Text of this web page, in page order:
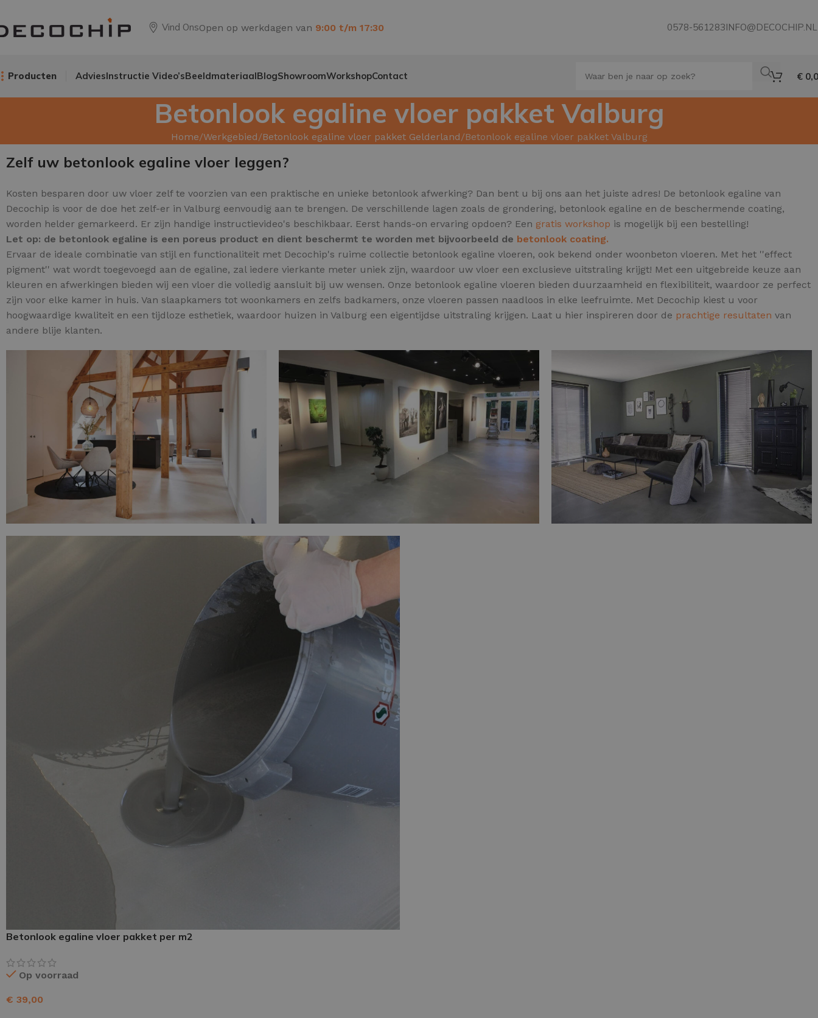
Vind OnsOpen op werkdagen van 9:00 t/m 17:30 0578-561283INFO@DECOCHIP.NL
Producten
Impregneer snel
Tegelprimer
Schraaplaag PU
EPOXY GIETVLOER
Gietvloer bedrijfsruimte
Gietvloer garage
Toplaag transparant
Toplaag anti-slip
Budget toplaag
Toplaag in kleur
AdviesInstructie Video’sBeeldmateriaalBlogShowroomWorkshopContact €
Betonlook egaline vloer pakket Valburg
Home Werkgebied Betonlook egaline vloer pakket Gelderland Betonlook egaline vloer pakket Valburg
Zelf uw betonlook egaline vloer leggen?
Kosten besparen door uw vloer zelf te voorzien van een praktische en unieke betonlook afwerking? Dan bent u bij ons aan het juiste adres! De betonlook egaline van
Decochip is voor de doe het zelf-er in Valburg eenvoudig aan te brengen. De verschillende lagen zoals de grondering, betonlook egaline en de beschermende coating,
worden helder gemarkeerd. Er zijn handige instructievideo's beschikbaar. Eerst hands-on ervaring opdoen? Een gratis workshop is mogelijk bij een bestelling!
Let op: de betonlook egaline is een poreus product en dient beschermt te worden met bijvoorbeeld de betonlook coating.
Ervaar de ideale combinatie van stijl en functionaliteit met Decochip's ruime collectie betonlook egaline vloeren, ook bekend onder woonbeton vloeren. Met het ''effect
pigment'' wat wordt toegevoegd aan de egaline, zal iedere vierkante meter uniek zijn, waardoor uw vloer een exclusieve uitstraling krijgt! Met een uitgebreide keuze aan
kleuren en afwerkingen bieden wij een vloer die volledig aansluit bij uw wensen. Onze betonlook egaline vloeren bieden duurzaamheid en flexibiliteit, waardoor ze perfect
zijn voor elke kamer in huis. Van slaapkamers tot woonkamers en zelfs badkamers, onze vloeren passen naadloos in elke leefruimte. Met Decochip kiest u voor
hoogwaardige kwaliteit en een tijdloze esthetiek, waardoor huizen in Valburg een eigentijdse uitstraling krijgen. Laat u hier inspireren door de prachtige resultaten van
andere blije klanten.
Betonlook egaline vloer pakket per m2
Op voorraad
€ 39,00